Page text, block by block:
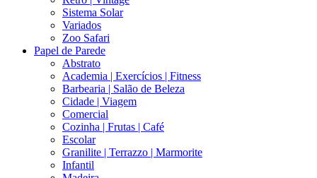
Sistema Solar
Variados
Zoo Safari
Papel de Parede
Abstrato
Academia | Exercícios | Fitness
Barbearia | Salão de Beleza
Cidade | Viagem
Comercial
Cozinha | Frutas | Café
Escolar
Granilite | Terrazzo | Marmorite
Infantil